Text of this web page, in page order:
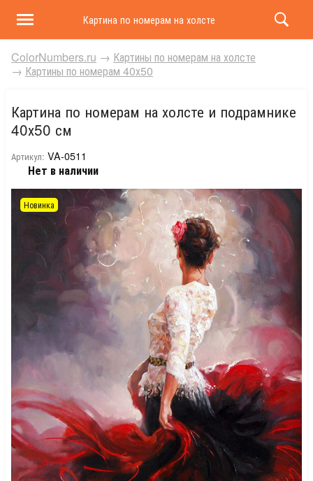
Картина по номерам на холсте и подрамнике 40х50
ColorNumbers.ru → Картины по номерам на холсте
→ Картины по номерам 40х50
Картина по номерам на холсте и подрамнике
40х50 см
Артикул: VA-0511
Нет в наличии
Новинка